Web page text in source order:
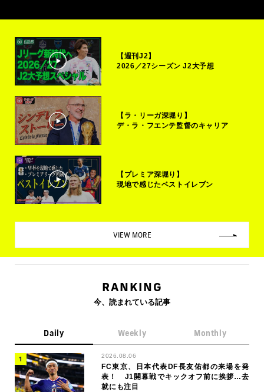
【週刊J2】
2026／27シーズン J2大予想
【ラ・リーガ深堀り】
デ・ラ・フエンテ監督のキャリア
【プレミア深堀り】
現地で感じたベストイレブン
VIEW MORE
RANKING
今、読まれている記事
Daily Weekly Monthly
2026.08.06
FC東京、日本代表DF長友佑都の来場を発
表！ J1開幕戦でキックオフ前に挨拶…去
就にも注目